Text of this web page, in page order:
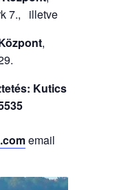
7., illetve
,
Kutics
email